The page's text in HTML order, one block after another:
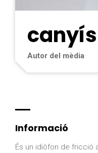
canyís
Autor del mèdia
Informació
És un idiòfon de fricció